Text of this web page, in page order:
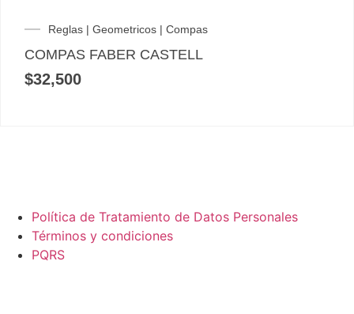
Reglas | Geometricos | Compas
COMPAS FABER CASTELL
$32,500
Política de Tratamiento de Datos Personales
Términos y condiciones
PQRS